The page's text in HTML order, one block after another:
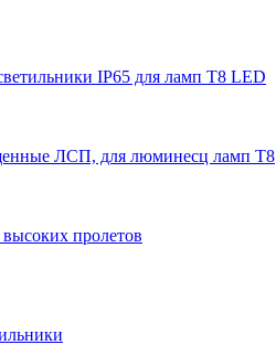
IP65 для ламп Т8 LED
ЛСП, для люминесц ламп Т8
пролетов